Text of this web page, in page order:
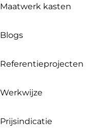
Maatwerk kasten
Blogs
Referentieprojecten
Werkwijze
Prijsindicatie